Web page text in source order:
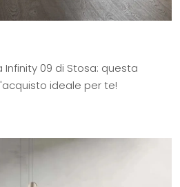
Infinity 09 di Stosa: questa
ideale per te!